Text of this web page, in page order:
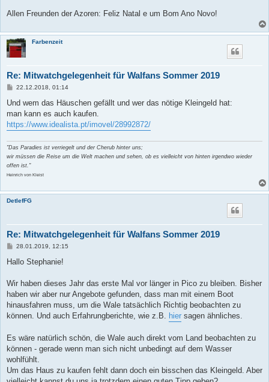
Allen Freunden der Azoren: Feliz Natal e um Bom Ano Novo!
Farbenzeit
Re: Mitwatchgelegenheit für Walfans Sommer 2019
B
i
r
a
g
22.12.2018, 01:14
Und wem das Häuschen gefällt und wer das nötige Kleingeld hat:
man kann es auch kaufen.
https://www.idealista.pt/imovel/28992872/
"Das Paradies ist verriegelt und der Cherub hinter uns;
wir müssen die Reise um die Welt machen und sehen, ob es vielleicht von hinten irgendwo wieder
offen ist."
Heinrich von Kleist
DetlefFG
Re: Mitwatchgelegenheit für Walfans Sommer 2019
B
i
a
28.01.2019, 12:15
Hallo Stephanie!
Wir haben dieses Jahr das erste Mal vor länger in Pico zu bleiben. Bisher
haben wir aber nur Angebote gefunden, dass man mit einem Boot
hinausfahren muss, um die Wale tatsächlich Richtig beobachten zu
können. Und auch Erfahrungberichte, wie z.B.
hier sagen ähnliches.
Es wäre natürlich schön, die Wale auch direkt vom Land beobachten zu
können - gerade wenn man sich nicht unbedingt auf dem Wasser
wohlfühlt.
Um das Haus zu kaufen fehlt dann doch ein bisschen das Kleingeld. Aber